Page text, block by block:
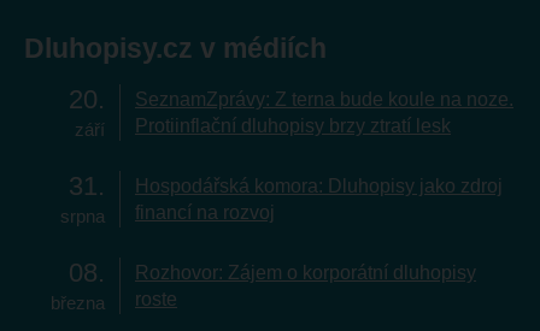
Dluhopisy.cz v médiích
20
září
SeznamZprávy: Z terna bude koule na noze.
Protiinflační dluhopisy brzy ztratí lesk
31
srpna
Hospodářská komora: Dluhopisy jako zdroj
financí na rozvoj
08
března
Rozhovor: Zájem o korporátní dluhopisy
roste